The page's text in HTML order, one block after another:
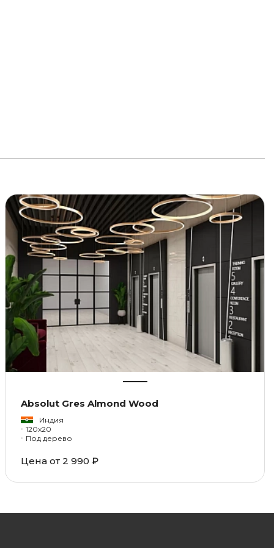
Absolut Gres Almond Wood
Индия
120x20
Под дерево
Цена от 2 990 ₽